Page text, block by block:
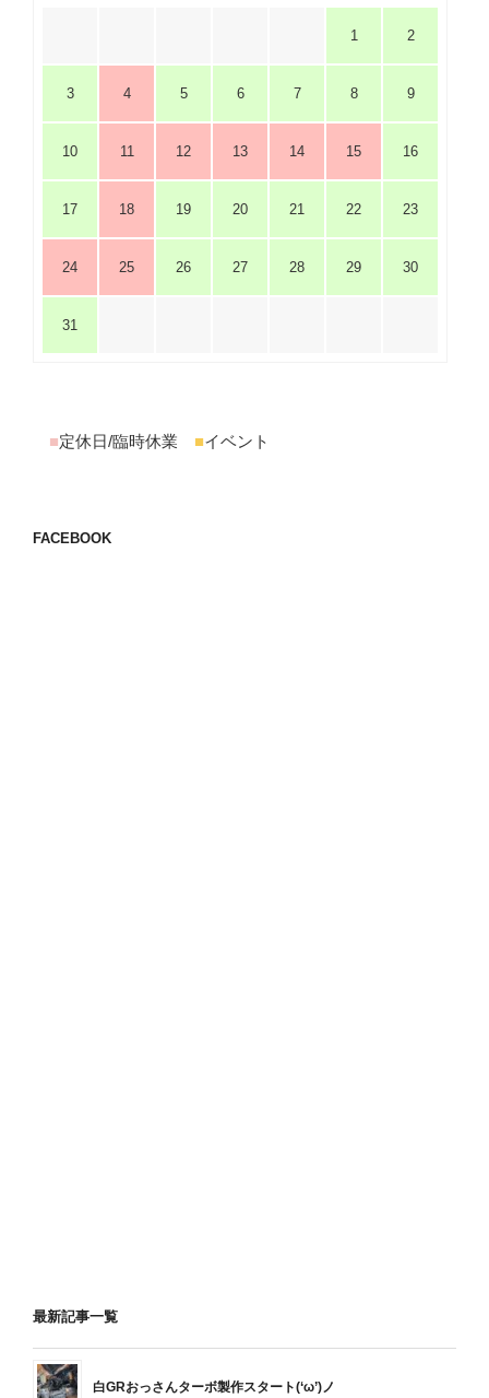
1 2
3 4 5 6 7 8 9
10 11 12 13 14 15 16
17 18 19 20 21 22 23
24 25 26 27 28 29 30
31
■定休日/臨時休業 ■イベント
FACEBOOK
最新記事一覧
白GRおっさんターボ製作スタート(‘ω’)ノ